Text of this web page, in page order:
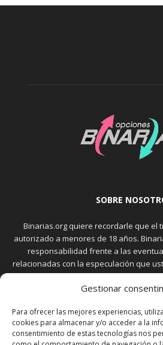
Gestionar
Para ofrecer las mejores experiencias,
cookies para almacenar y/o acceder a la
consentimiento de estas tecnologías nos
SOBRE
Binarias.org quiere recordarle que el
autorizado a menores de 18 años.
responsabilidad frente a las
relacionadas con la especulación que
El trading en el mercado de opciones
elevados. Usted debe conocer y
transacciones